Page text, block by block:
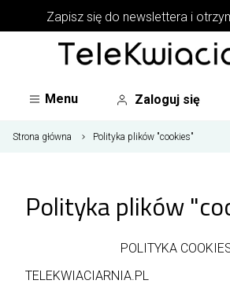
Zapisz się do newslettera i
Menu Zaloguj się
Strona główna Polityka plików "cookies"
Polityka plików
POLITYKA
TELEKWIACIARNIA.PL